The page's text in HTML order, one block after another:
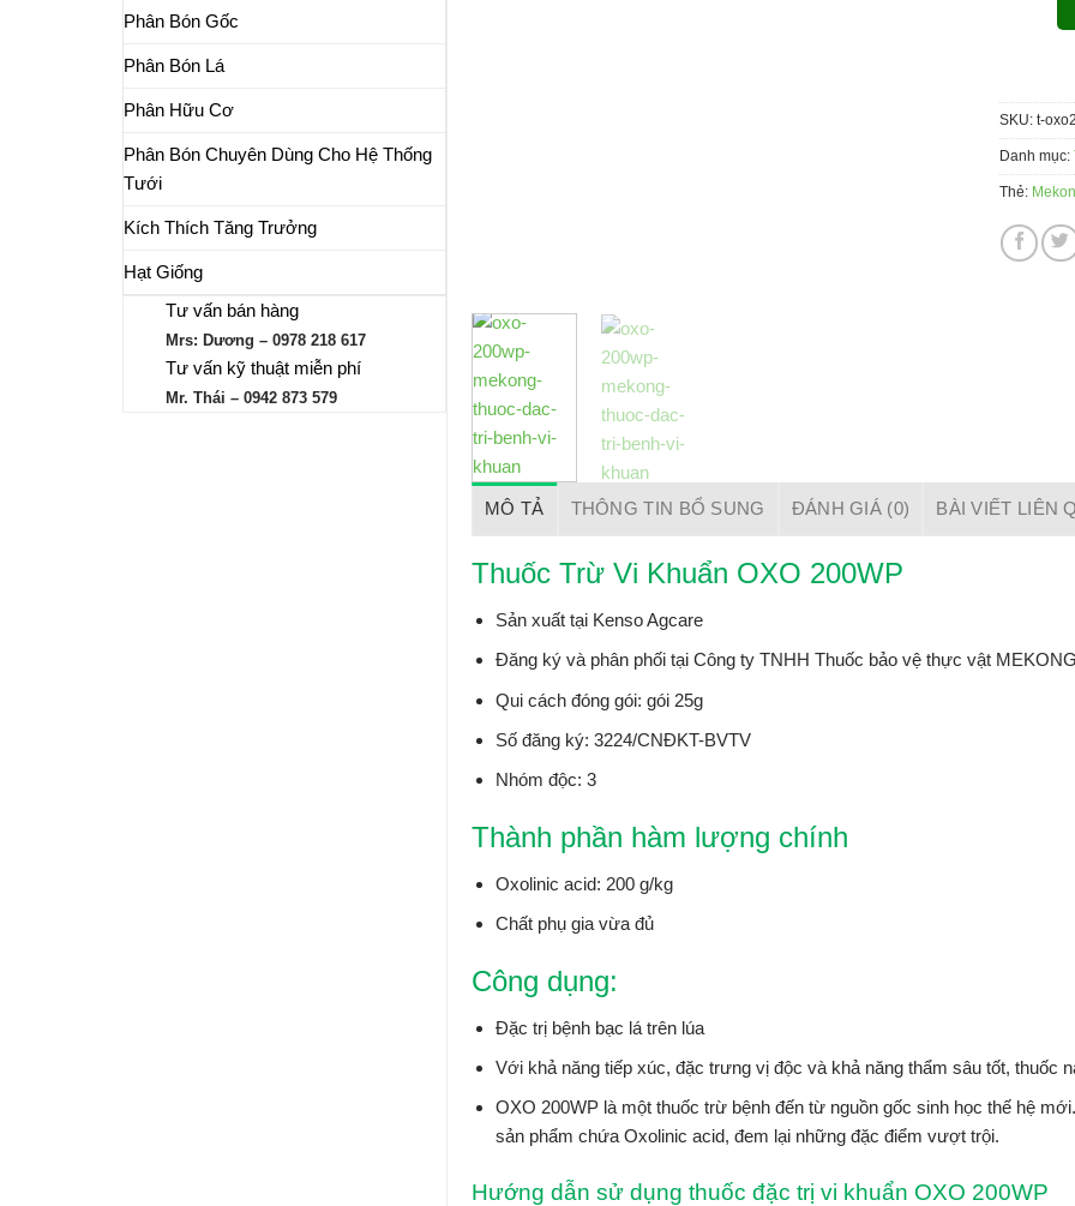
Phân Bón Gốc
Phân Bón Lá
Phân Hữu Cơ
Phân Bón Chuyên Dùng Cho Hệ Thống
Tưới
Kích Thích Tăng Trưởng
Hạt Giống
Tư vấn bán hàng
Mrs: Dương – 0978 218 617
Tư vấn kỹ thuật miễn phí
Mr. Thái – 0942 873 579
SKU: t-
Danh mục:
Thẻ:
MÔ TẢ THÔNG TIN BỔ SUNG ĐÁNH GIÁ (0) BÀI VIẾT LIÊN
Thuốc Trừ Vi Khuẩn OXO 200WP
Sản xuất tại Kenso Agcare
Đăng ký và phân phối tại Công ty TNHH Thuốc bảo vệ thực vật
Qui cách đóng gói: gói 25g
Số đăng ký: 3224/CNĐKT-BVTV
Nhóm độc: 3
Thành phần hàm lượng chính
Oxolinic acid: 200 g/kg
Chất phụ gia vừa đủ
Công dụng:
Đặc trị bệnh bạc lá trên lúa
Với khả năng tiếp xúc, đặc trưng vị độc và khả năng thẩm sâu tốt, thuốc
OXO 200WP là một thuốc trừ bệnh đến từ nguồn gốc sinh học thế hệ
sản phẩm chứa Oxolinic acid, đem lại những đặc điểm vượt trội.
Hướng dẫn sử dụng thuốc đặc trị vi khuẩn OXO 200WP